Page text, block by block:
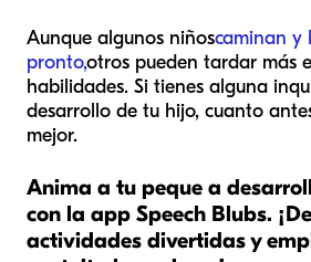
Aunque algunos niñoscaminan y
pronto,otros pueden tardar más
habilidades. Si tienes alguna
desarrollo de tu hijo, cuanto
mejor.
Anima a tu peque a
con la app Speech Blubs.
actividades divertidas y